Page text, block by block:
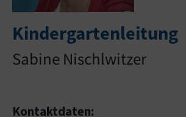
Kindergartenleitung
Sabine Nischlwitzer
Kontaktdaten: